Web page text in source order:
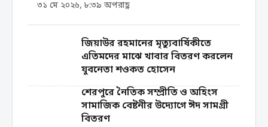
সচেতনতামূলক কার্যক্রম পরিচালনা করা হয়েছে।
রবিবার ৩১ মে দিনব্যাপী শহরের বিভিন্ন পয়েন্টে এ
কার্যক্রম পরিচালনা করা হয়। ...
৩১ মে ২০২৬, ৮:৩৯ অপরাহ্ণ
জিয়াউর রহমানের মৃত্যুবার্ষিকীতে
এতিমদের মাঝে খাবার বিতরণ করলেন
যুবনেতা শওকত হোসেন
শেরপুরে নৈতিক সম্প্রীতি ও অহিংস
সামাজিক বেষ্টনীর উদ্যোগে ঈদ সামগ্রী
বিতরণ